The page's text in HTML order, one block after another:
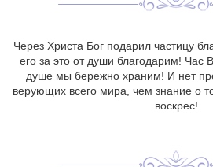
Через Христа Бог подарил частицу
его за это от души благодарим! Час
душе мы бережно храним! И нет
верующих всего мира, чем знание о
воскрес!